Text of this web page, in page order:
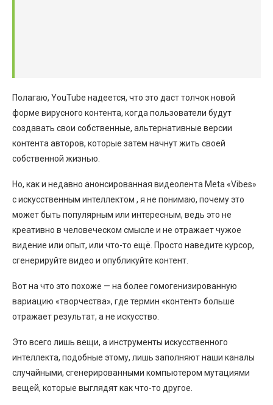
Полагаю, YouTube надеется, что это даст толчок новой
форме вирусного контента, когда пользователи будут
создавать свои собственные, альтернативные версии
контента авторов, которые затем начнут жить своей
собственной жизнью.
Но, как и недавно анонсированная видеолента Meta «Vibes»
с искусственным интеллектом , я не понимаю, почему это
может быть популярным или интересным, ведь это не
креативно в человеческом смысле и не отражает чужое
видение или опыт, или что-то ещё. Просто наведите курсор,
сгенерируйте видео и опубликуйте контент.
Вот на что это похоже — на более гомогенизированную
вариацию «творчества», где термин «контент» больше
отражает результат, а не искусство.
Это всего лишь вещи, а инструменты искусственного
интеллекта, подобные этому, лишь заполняют наши каналы
случайными, сгенерированными компьютером мутациями
вещей, которые выглядят как что-то другое.